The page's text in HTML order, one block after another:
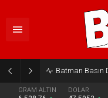
GRAM ALTIN DOLAR